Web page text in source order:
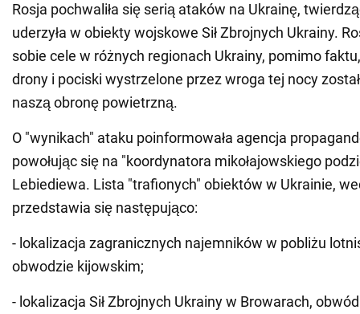
Rosja pochwaliła się serią ataków na Ukrainę,
uderzyła w obiekty wojskowe Sił Zbrojnych Ukrainy.
sobie cele w różnych regionach Ukrainy, pomimo
drony i pociski wystrzelone przez wroga tej nocy
naszą obronę powietrzną.
O "wynikach" ataku poinformowała agencja
powołując się na "koordynatora mikołajowskiego
Lebiediewa. Lista "trafionych" obiektów w Ukrainie,
przedstawia się następująco:
- lokalizacja zagranicznych najemników w pobliżu
obwodzie kijowskim;
- lokalizacja Sił Zbrojnych Ukrainy w Browarach,